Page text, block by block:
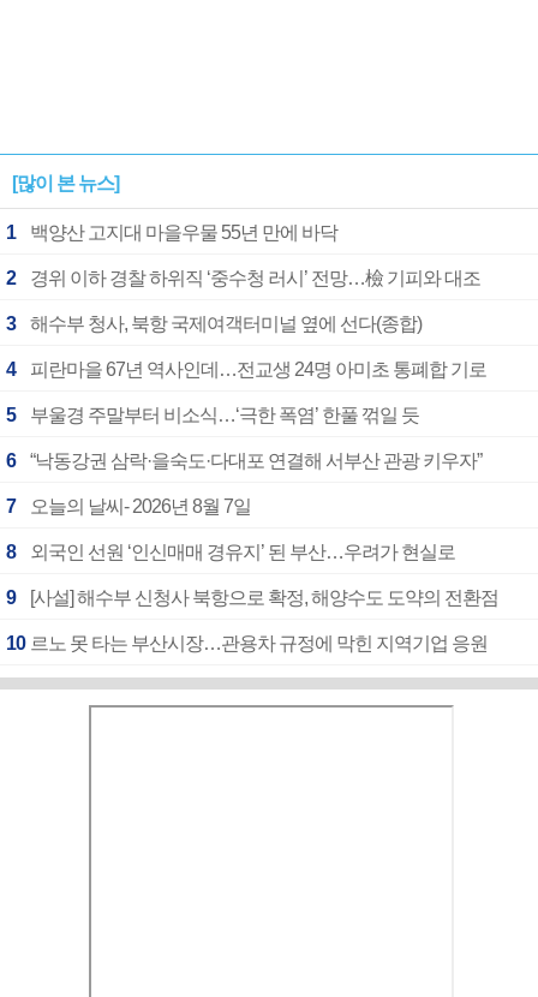
[많이 본 뉴스]
1 백양산 고지대 마을우물 55년 만에 바닥
2 경위 이하 경찰 하위직 ‘중수청 러시’ 전망…檢 기피와 대조
3 해수부 청사, 북항 국제여객터미널 옆에 선다(종합)
4 피란마을 67년 역사인데…전교생 24명 아미초 통폐합 기로
5 부울경 주말부터 비소식…‘극한 폭염’ 한풀 꺾일 듯
6 “낙동강권 삼락·을숙도·다대포 연결해 서부산 관광 키우자”
7 오늘의 날씨- 2026년 8월 7일
8 외국인 선원 ‘인신매매 경유지’ 된 부산…우려가 현실로
9 [사설] 해수부 신청사 북항으로 확정, 해양수도 도약의 전환점
10 르노 못 타는 부산시장…관용차 규정에 막힌 지역기업 응원